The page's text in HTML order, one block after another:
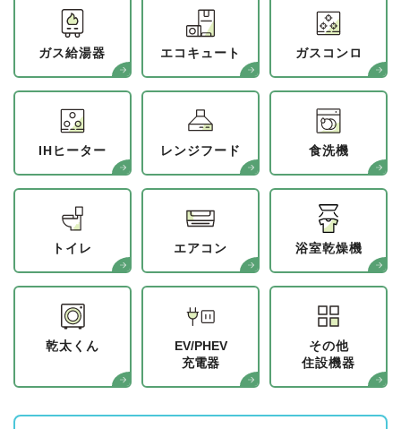
ガス給湯器 エコキュート ガスコンロ
IHヒーター レンジフード 食洗機
トイレ エアコン 浴室乾燥機
乾太くん
EV/PHEV
充電器
その他
住設機器